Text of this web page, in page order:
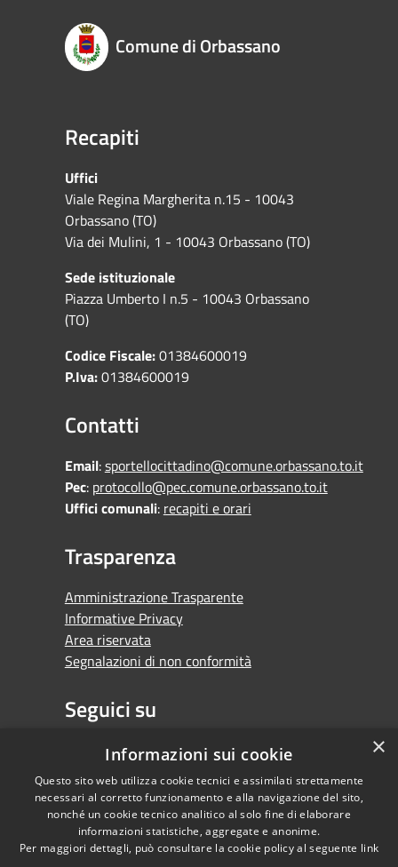
Comune di Orbassano
Recapiti
Uffici
Viale Regina Margherita n.15 - 10043
Orbassano (TO)
Via dei Mulini, 1 - 10043 Orbassano (TO)
Sede istituzionale
Piazza Umberto I n.5 - 10043 Orbassano
(TO)
Codice Fiscale:01384600019
P.Iva:01384600019
Contatti
Email:sportellocittadino@comune.orbassano.to.it
Pec: protocollo@pec.comune.orbassano.to.it
Uffici comunali: recapiti e orari
Trasparenza
Amministrazione Trasparente
Informative Privacy
Area riservata
Segnalazioni di non conformità
Seguici su
FacebookYoutubeWhatsapp
RSS
Accessibilità
Copyright © 2026 •
Comune di Orbassano •
×
Informazioni sui cookie
Questo sito web utilizza cookie tecnici e assimilati strettamente
necessari al corretto funzionamento e alla navigazione del sito,
nonché un cookie tecnico analitico al solo fine di elaborare
informazioni statistiche, aggregate e anonime.
Per maggiori dettagli, può consultare la cookie policy al seguente link